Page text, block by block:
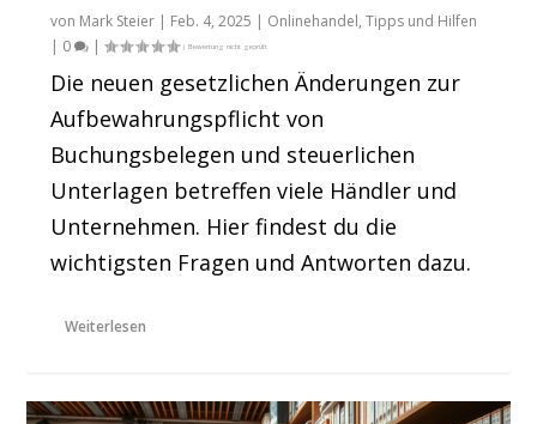
von Mark Steier | Feb. 4, 2025 | Onlinehandel,Tipps und Hilfen
| 0 |
Die neuen gesetzlichen Änderungen zur
Aufbewahrungspflicht von
Buchungsbelegen und steuerlichen
Unterlagen betreffen viele Händler und
Unternehmen. Hier findest du die
wichtigsten Fragen und Antworten dazu.
Weiterlesen